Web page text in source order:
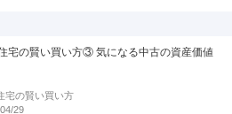
宅の賢い買い方③ 気になる中古の資産価値
宅の賢い買い方
29